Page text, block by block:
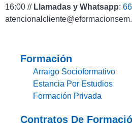
16:00 // Llamadas y Whatsapp:
Formación
Arraigo Socioformativo
Estancia Por Estudios
Formación Privada
Contratos De